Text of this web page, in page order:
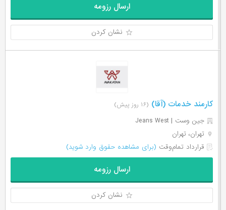
ارسال رزومه
نشان کردن
کارمند خدمات (آقا) (۱۶ روز پیش)
جین وست | Jeans West
تهران، تهران
قرارداد تمام‌وقت (برای مشاهده حقوق وارد شوید)
ارسال رزومه
نشان کردن